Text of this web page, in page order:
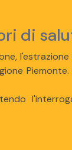
di
l'estrazione
Piemonte.